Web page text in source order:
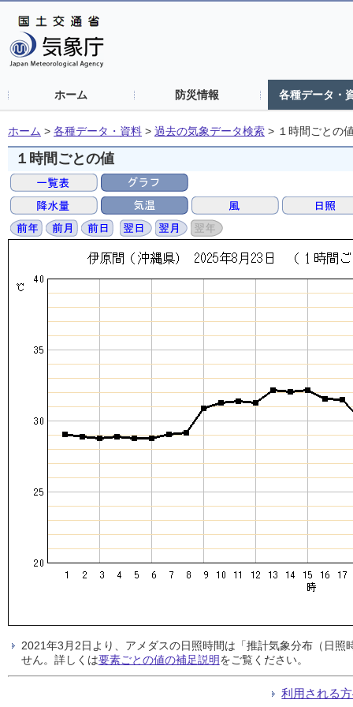
ホーム 防災情報 各種データ・
ホーム > 各種データ・資料 > 過去の気象データ検索 > １時間ごとの
１時間ごとの値
2021年3月2日より、アメダスの日照時間は「推計気象分布（日
せん。詳しくは要素ごとの値の補足説明をご覧ください。
利用される